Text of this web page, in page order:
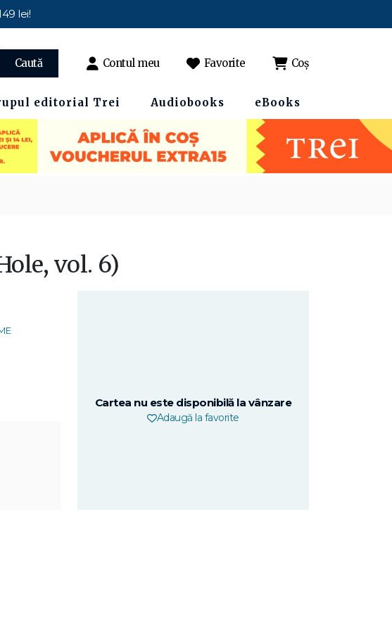
lei!
Caută Contul meu Favorite Coș
editorial Trei Audiobooks eBooks
vol. 6)
Cartea nu este disponibilă la vânzare
Adaugă la favorite